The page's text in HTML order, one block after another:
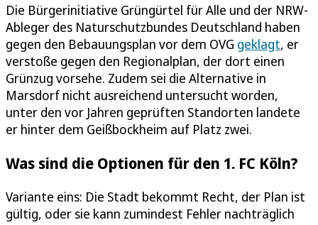
Die Bürgerinitiative Grüngürtel für Alle und der NRW-
Ableger des Naturschutzbundes Deutschland haben
gegen den Bebauungsplan vor dem OVG geklagt, er
verstoße gegen den Regionalplan, der dort einen
Grünzug vorsehe. Zudem sei die Alternative in
Marsdorf nicht ausreichend untersucht worden,
unter den vor Jahren geprüften Standorten landete
er hinter dem Geißbockheim auf Platz zwei.
Was sind die Optionen für den 1. FC Köln?
Variante eins: Die Stadt bekommt Recht, der Plan ist
gültig, oder sie kann zumindest Fehler nachträglich